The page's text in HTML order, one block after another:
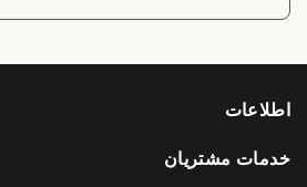
اطلاعات
خدمات مشتریان